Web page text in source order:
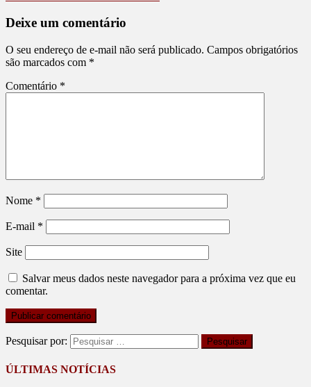
Deixe um comentário
O seu endereço de e-mail não será publicado. Campos obrigatórios
são marcados com *
Comentário *
Nome *
E-mail *
Site
Salvar meus dados neste navegador para a próxima vez que eu
comentar.
Pesquisar por:
ÚLTIMAS NOTÍCIAS